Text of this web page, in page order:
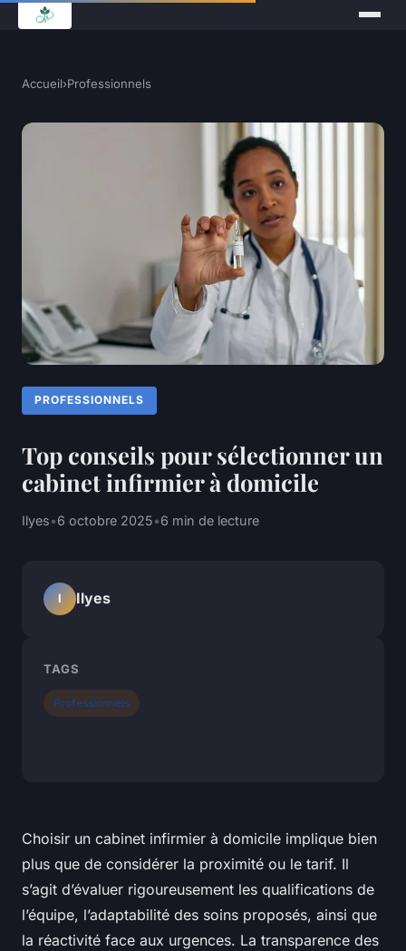
Accueil›Professionnels
PROFESSIONNELS
Top conseils pour sélectionner un
cabinet infirmier à domicile
Ilyes•6 octobre 2025•6 min de lecture
Choisir un cabinet infirmier à domicile implique bien
plus que de considérer la proximité ou le tarif. Il
s’agit d’évaluer rigoureusement les qualifications de
l’équipe, l’adaptabilité des soins proposés, ainsi que
la réactivité face aux urgences. La transparence des
I Ilyes
TAGS
Professionnels